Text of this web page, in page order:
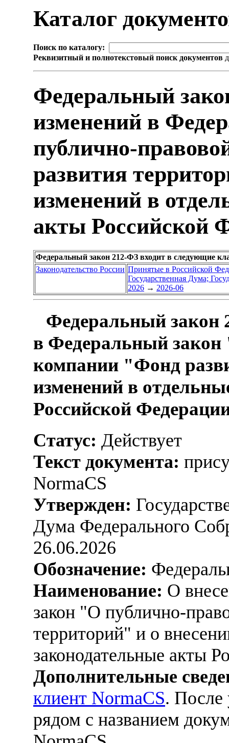
Каталог
Поиск по каталогу:
Реквизитный и полнотекстовый поиск документов
Федеральный
изменений в
публично-
развития
изменений в
акты Российской
Федеральный закон 212-ФЗ входит в следующие
Законодательство России Принятые в Российской
Государственная Дума;
2026 → 2026-06
Федеральный закон
в Федеральный
компании "Фонд
изменений в
Российской
Статус: Действует
Текст документа:
NormaCS
Утвержден:
Дума Федерального
26.06.2026
Обозначение:
Наименование: О
закон "О публично-
территорий" и о
законодательные акты
Дополнительные
клиент NormaCS. После
рядом с названием